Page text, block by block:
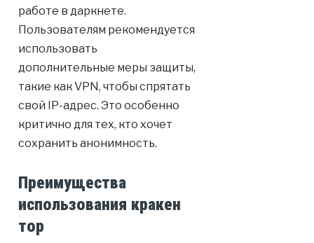
работе в даркнете.
Пользователям рекомендуется
использовать
дополнительные меры защиты,
такие как VPN, чтобы спрятать
свой IP-адрес. Это особенно
критично для тех, кто хочет
сохранить анонимность.
Преимущества
использования кракен
тор